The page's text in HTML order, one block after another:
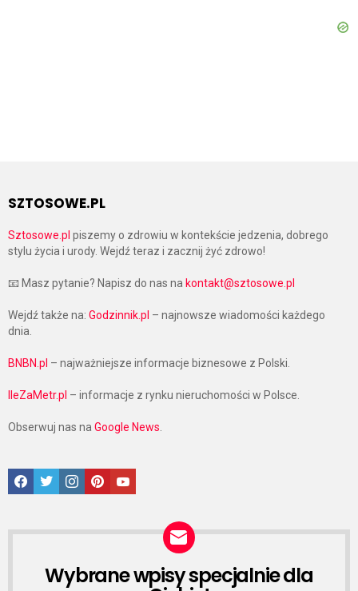
SZTOSOWE.PL
Sztosowe.pl piszemy o zdrowiu w kontekście jedzenia, dobrego
stylu życia i urody. Wejdź teraz i zacznij żyć zdrowo!
📧 Masz pytanie? Napisz do nas na kontakt@sztosowe.pl
Wejdź także na: Godzinnik.pl – najnowsze wiadomości każdego
dnia.
BNBN.pl – najważniejsze informacje biznesowe z Polski.
IleZaMetr.pl – informacje z rynku nieruchomości w Polsce.
Obserwuj nas na Google News
Facebook
TwitterInstagramPinterestGoogle News
NEWSLETTER
Wybrane wpisy specjalnie dla